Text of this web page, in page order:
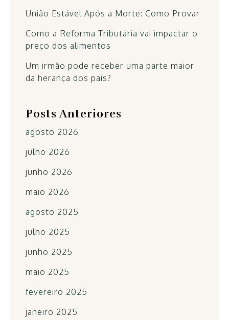
União Estável Após a Morte: Como Provar
Como a Reforma Tributária vai impactar o
preço dos alimentos
Um irmão pode receber uma parte maior
da herança dos pais?
Posts Anteriores
agosto 2026
julho 2026
junho 2026
maio 2026
agosto 2025
julho 2025
junho 2025
maio 2025
fevereiro 2025
janeiro 2025